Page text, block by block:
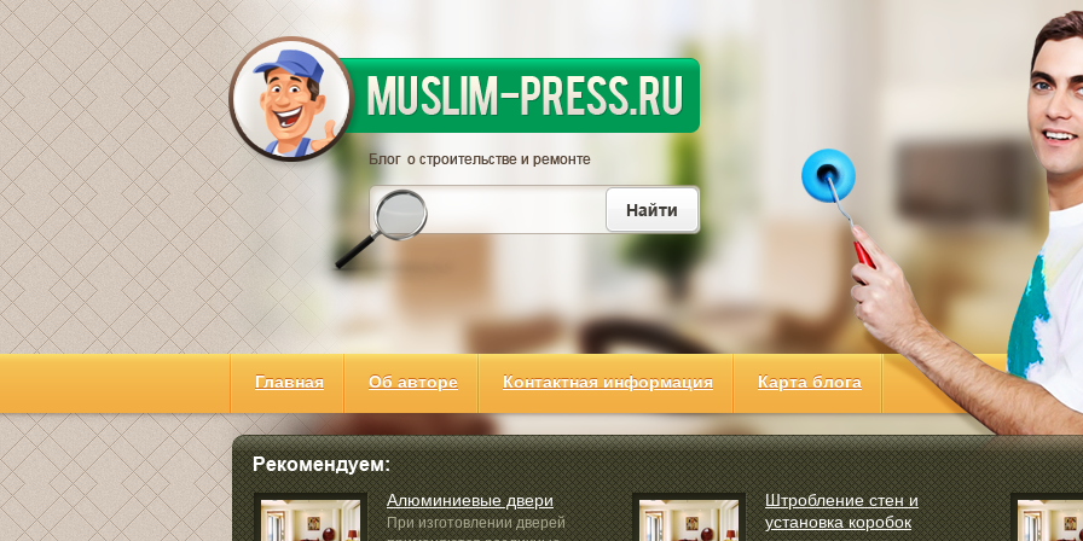
Главная Об авторе Контактная информация Карта блога
Алюминиевые двери
При изготовлении дверей
Штробление стен и
установка коробок